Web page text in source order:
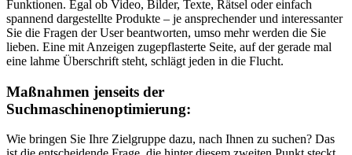
Funktionen. Egal ob Video, Bilder, Texte, Rätsel oder einfach
spannend dargestellte Produkte – je ansprechender und interessanter
Sie die Fragen der User beantworten, umso mehr werden die Sie
lieben. Eine mit Anzeigen zugepflasterte Seite, auf der gerade mal
eine lahme Überschrift steht, schlägt jeden in die Flucht.
Maßnahmen jenseits der
Suchmaschinenoptimierung:
Wie bringen Sie Ihre Zielgruppe dazu, nach Ihnen zu suchen? Das